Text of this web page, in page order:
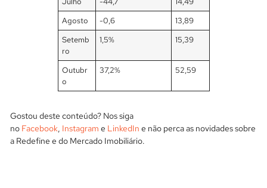
Agosto
-0,6
13,89
Setemb
ro
1,5% 15,39
Outubr
o
37,2% 52,59
Gostou deste conteúdo? Nos siga
no Facebook, Instagram e LinkedIn e não perca as novidades sobre
a Redefine e do Mercado Imobiliário.